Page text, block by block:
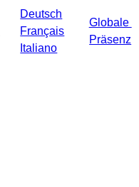
Deutsch
Français
Italiano
Globale
Präsenz